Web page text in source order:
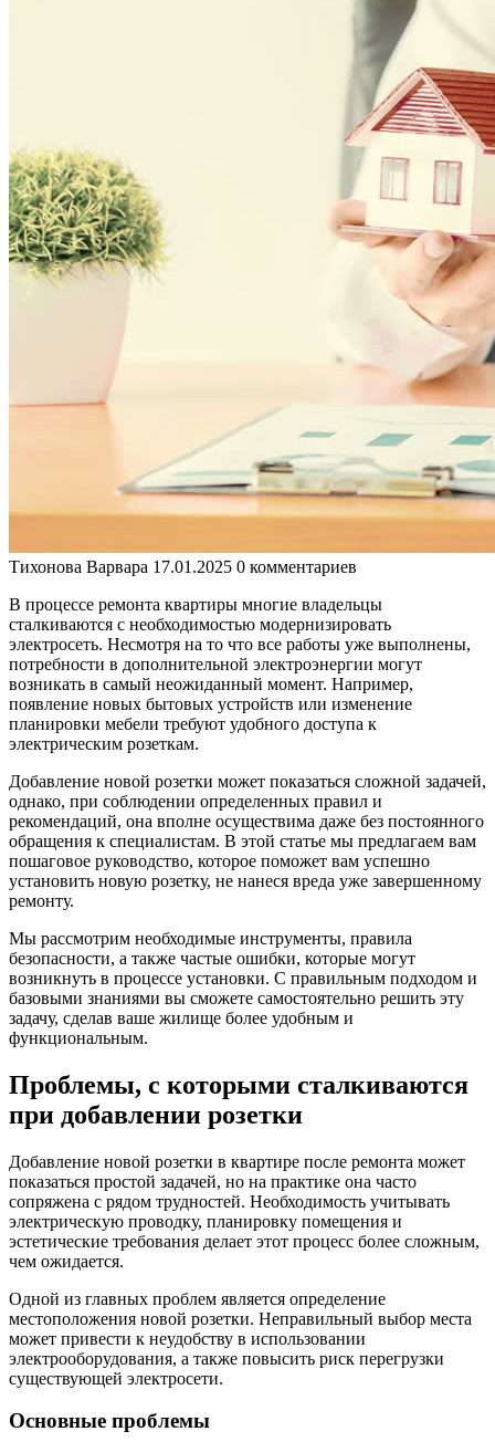
Тихонова Варвара 17.01.2025 0 комментариев
В процессе ремонта квартиры многие владельцы
сталкиваются с необходимостью модернизировать
электросеть. Несмотря на то что все работы уже выполнены,
потребности в дополнительной электроэнергии могут
возникать в самый неожиданный момент. Например,
появление новых бытовых устройств или изменение
планировки мебели требуют удобного доступа к
электрическим розеткам.
Добавление новой розетки может показаться сложной задачей,
однако, при соблюдении определенных правил и
рекомендаций, она вполне осуществима даже без постоянного
обращения к специалистам. В этой статье мы предлагаем вам
пошаговое руководство, которое поможет вам успешно
установить новую розетку, не нанеся вреда уже завершенному
ремонту.
Мы рассмотрим необходимые инструменты, правила
безопасности, а также частые ошибки, которые могут
возникнуть в процессе установки. С правильным подходом и
базовыми знаниями вы сможете самостоятельно решить эту
задачу, сделав ваше жилище более удобным и
функциональным.
Проблемы, с которыми сталкиваются
при добавлении розетки
Добавление новой розетки в квартире после ремонта может
показаться простой задачей, но на практике она часто
сопряжена с рядом трудностей. Необходимость учитывать
электрическую проводку, планировку помещения и
эстетические требования делает этот процесс более сложным,
чем ожидается.
Одной из главных проблем является определение
местоположения новой розетки. Неправильный выбор места
может привести к неудобству в использовании
электрооборудования, а также повысить риск перегрузки
существующей электросети.
Основные проблемы